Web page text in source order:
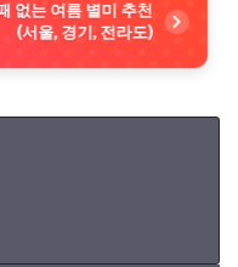
없는 여름 별미 추천
(서울, 경기, 전라도)